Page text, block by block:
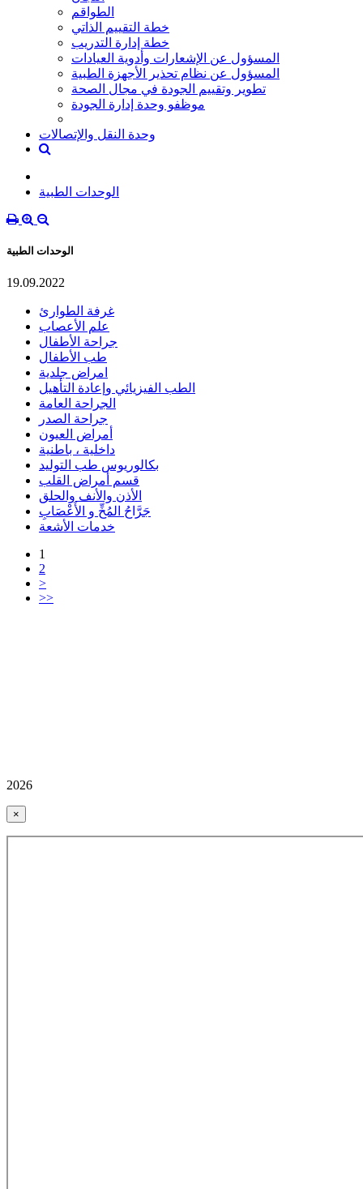
الطواقم
خطة التقييم الذاتي
خطة إدارة التدريب
المسؤول عن الإشعارات وأدوية العيادات
المسؤول عن نظام تحذير الأجهزة الطبية
تطوير وتقييم الجودة في مجال الصحة
موظفو وحدة إدارة الجودة
وحدة النقل والإتصالات
الوحدات الطبية
الوحدات الطبية
19.09.2022
غرفة الطوارئ
علم الأعصاب
جراحة الأطفال
طب الأطفال
امراض جلدية
الطب الفيزيائي وإعادة التأهيل
الجراحة العامة
جراحة الصدر
أمراض العيون
داخلية ، باطنية
بكالوريوس طب التوليد
قسم أمراض القلب
الأذن والأنف والحلق
جَرَّاحُ المُخِّ و الأَعْصَابِ
خدمات الأشعة
1
2
>
>>
2026
×